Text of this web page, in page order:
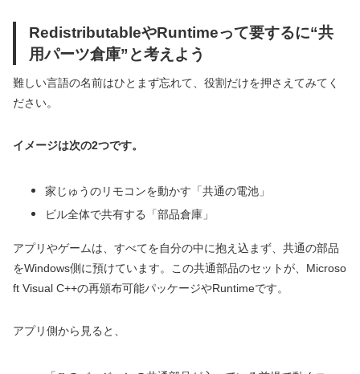
RedistributableやRuntimeって要するに“共
用パーツ倉庫”と考えよう
難しい言語の名前はひとまず忘れて、役割だけを押さえてみてく
ださい。
イメージは次の2つです。
家じゅうのリモコンを動かす「共通の電池」
ビル全体で共有する「部品倉庫」
アプリやゲームは、すべてを自分の中に抱え込まず、共通の部品
をWindows側に預けています。この共通部品のセットが、Microso
ft Visual C++の再頒布可能パッケージやRuntimeです。
アプリ側から見ると、